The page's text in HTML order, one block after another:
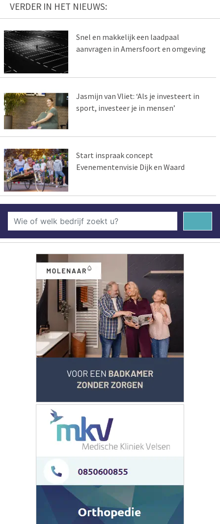
VERDER IN HET NIEUWS:
Snel en makkelijk een laadpaal
aanvragen in Amersfoort en omgeving
Jasmijn van Vliet: ‘Als je investeert in
sport, investeer je in mensen’
Start inspraak concept
Evenementenvisie Dijk en Waard